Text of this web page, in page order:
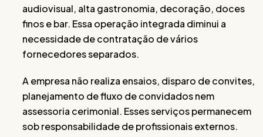
audiovisual, alta gastronomia, decoração, doces
finos e bar. Essa operação integrada diminui a
necessidade de contratação de vários
fornecedores separados.
A empresa não realiza ensaios, disparo de convites,
planejamento de fluxo de convidados nem
assessoria cerimonial. Esses serviços permanecem
sob responsabilidade de profissionais externos.